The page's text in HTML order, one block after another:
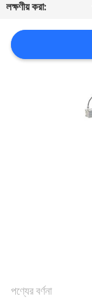
যোগাযোগ
করুন
লক্ষণীয় করা:
পণ্যের বর্ণনা